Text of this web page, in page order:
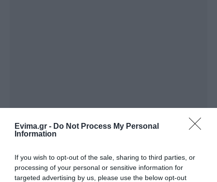
Evima.gr - Do Not Process My Personal
Information
If you wish to opt-out of the sale, sharing to third parties, or
processing of your personal or sensitive information for
targeted advertising by us, please use the below opt-out